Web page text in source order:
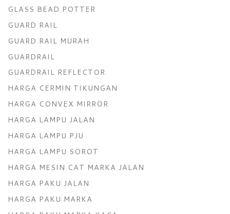
GLASS BEAD POTTER
GUARD RAIL
GUARD RAIL MURAH
GUARDRAIL
GUARDRAIL REFLECTOR
HARGA CERMIN TIKUNGAN
HARGA CONVEX MIRROR
HARGA LAMPU JALAN
HARGA LAMPU PJU
HARGA LAMPU SOROT
HARGA MESIN CAT MARKA JALAN
HARGA PAKU JALAN
HARGA PAKU MARKA